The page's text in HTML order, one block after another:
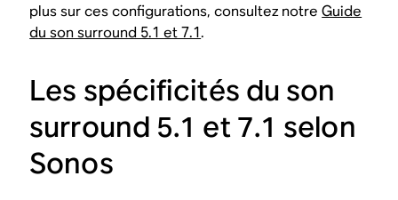
plus sur ces configurations, consultez notreGuide
du son surround 5.1 et 7.1.
Les spécificités du son
surround 5.1 et 7.1 selon
Sonos